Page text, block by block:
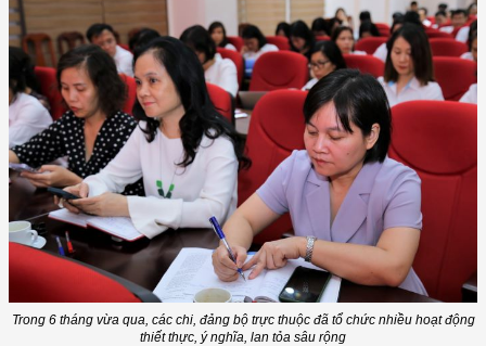
Trong 6 tháng vừa qua, các chi, đảng bộ trực thuộc đã tổ chức nhiều hoạt động
thiết thực, ý nghĩa, lan tỏa sâu rộng